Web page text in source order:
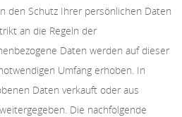
den Schutz Ihrer persönlichen Daten
an die Regeln der
Daten werden auf dieser
Umfang erhoben. In
Daten verkauft oder aus
Die nachfolgende